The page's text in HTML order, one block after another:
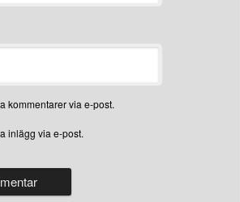
kommentarer via e-post.
inlägg via e-post.